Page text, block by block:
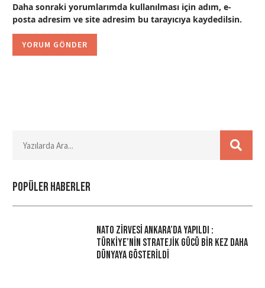
Daha sonraki yorumlarımda kullanılması için adım, e-
posta adresim ve site adresim bu tarayıcıya kaydedilsin.
Popüler haberler
NATO Zirvesi Ankara’da Yapıldı :
Türkiye’nin Stratejik Gücü Bir Kez Daha
Dünyaya Gösterildi